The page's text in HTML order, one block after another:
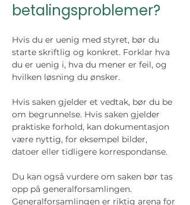
betalingsproblemer?
Hvis du er uenig med styret, bør du
starte skriftlig og konkret. Forklar hva
du er uenig i, hva du mener er feil, og
hvilken løsning du ønsker.
Hvis saken gjelder et vedtak, bør du be
om begrunnelse. Hvis saken gjelder
praktiske forhold, kan dokumentasjon
være nyttig, for eksempel bilder,
datoer eller tidligere korrespondanse.
Du kan også vurdere om saken bør tas
opp på generalforsamlingen.
Generalforsamlingen er riktig arena for